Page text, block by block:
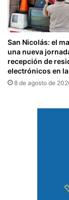
San Nicolás: el
una nueva
recepción de
electrónicos en
8 de agosto de